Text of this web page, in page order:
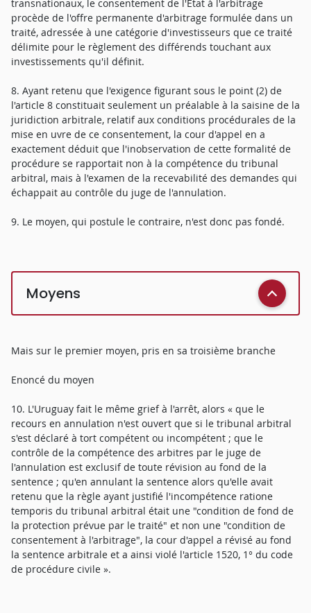
transnationaux, le consentement de l'Etat à l'arbitrage
procède de l'offre permanente d'arbitrage formulée dans un
traité, adressée à une catégorie d'investisseurs que ce traité
délimite pour le règlement des différends touchant aux
investissements qu'il définit.
8. Ayant retenu que l'exigence figurant sous le point (2) de
l'article 8 constituait seulement un préalable à la saisine de la
juridiction arbitrale, relatif aux conditions procédurales de la
mise en uvre de ce consentement, la cour d'appel en a
exactement déduit que l'inobservation de cette formalité de
procédure se rapportait non à la compétence du tribunal
arbitral, mais à l'examen de la recevabilité des demandes qui
échappait au contrôle du juge de l'annulation.
9. Le moyen, qui postule le contraire, n'est donc pas fondé.
Moyens
Mais sur le premier moyen, pris en sa troisième branche
Enoncé du moyen
10. L'Uruguay fait le même grief à l'arrêt, alors « que le
recours en annulation n'est ouvert que si le tribunal arbitral
s'est déclaré à tort compétent ou incompétent ; que le
contrôle de la compétence des arbitres par le juge de
l'annulation est exclusif de toute révision au fond de la
sentence ; qu'en annulant la sentence alors qu'elle avait
retenu que la règle ayant justifié l'incompétence ratione
temporis du tribunal arbitral était une "condition de fond de
la protection prévue par le traité" et non une "condition de
consentement à l'arbitrage", la cour d'appel a révisé au fond
la sentence arbitrale et a ainsi violé l'article 1520, 1° du code
de procédure civile ».